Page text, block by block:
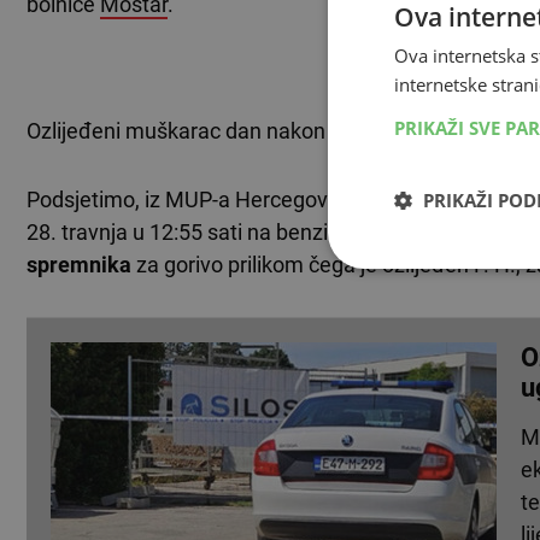
TEKST SE
Ozlijeđeni muškarac dan nakon prijema u SKB
Podsjetimo, iz MUP-a Hercegovačko-neretvanske
28. travnja u 12:55 sati na benzinskoj crpki u
spremnika za gorivo prilikom čega je ozlijeđen F. H.,
Ova
Ova internetska
internetske
PRIKAŽI SVE
PRIKAŽI